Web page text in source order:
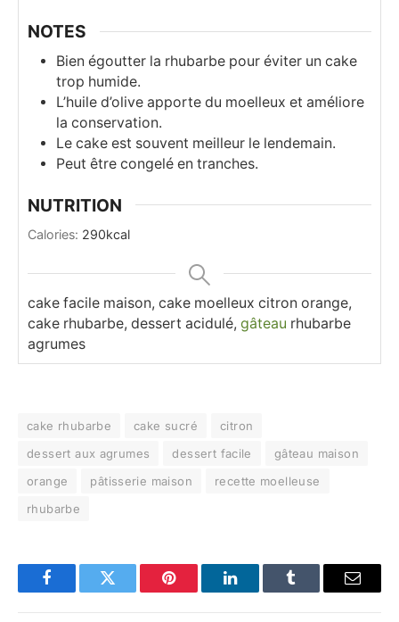
NOTES
Bien égoutter la rhubarbe pour éviter un cake
trop humide.
L’huile d’olive apporte du moelleux et améliore
la conservation.
Le cake est souvent meilleur le lendemain.
Peut être congelé en tranches.
NUTRITION
Calories: 290kcal
cake facile maison, cake moelleux citron orange,
cake rhubarbe, dessert acidulé, gâteau rhubarbe
agrumes
cake rhubarbe cake sucré
citron
dessert aux agrumes
dessert facile
gâteau maison
orange
pâtisserie maison
recette moelleuse
rhubarbe
FacebookTwitter Pinterest LinkedInTumblr Email